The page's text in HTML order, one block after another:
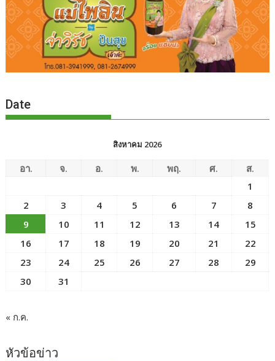
Date
สิงหาคม 2026
อา. จ. อ. พ. พฤ. ศ.
ส.
1
2
3 4 5 6 7
8
9
10 11 12 13 14
15
16
17 18 19 20 21
22
23
24 25 26 27 28
29
30
31
« ก.ค.
หัวข้อข่าว